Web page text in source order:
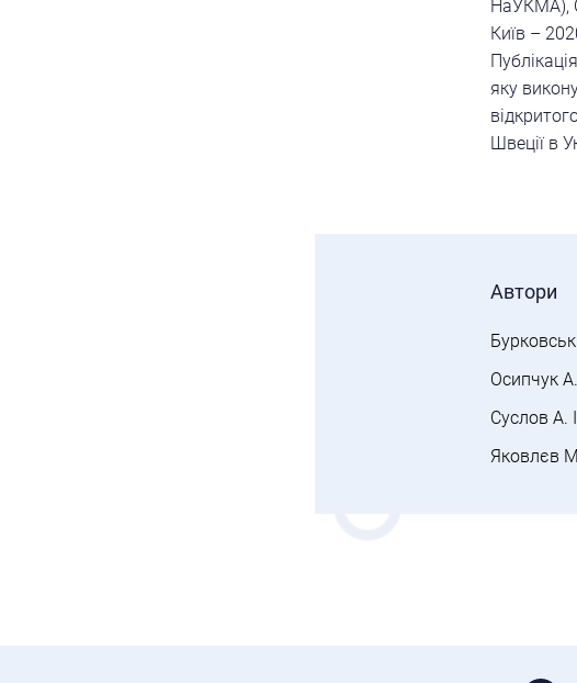
НаУКМА),
Київ –
яку
Швеції в
Автори
Осипчук
Суслов А.
Яковлєв